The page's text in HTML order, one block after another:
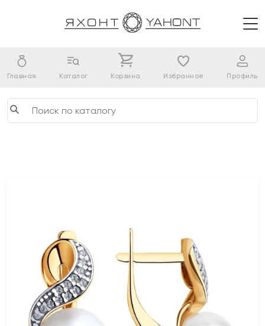
Главная Каталог Корзина Избранное Профиль